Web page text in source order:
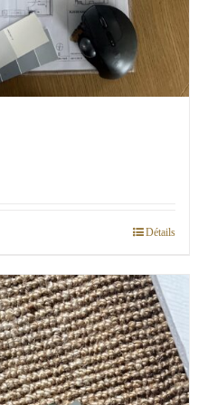
Détails